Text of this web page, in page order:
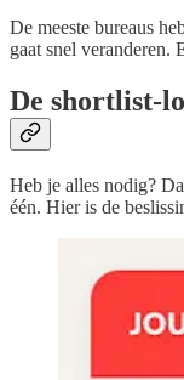
De meeste bureaus
gaat snel veranderen.
De shortlist-
Heb je alles nodig?
één. Hier is de